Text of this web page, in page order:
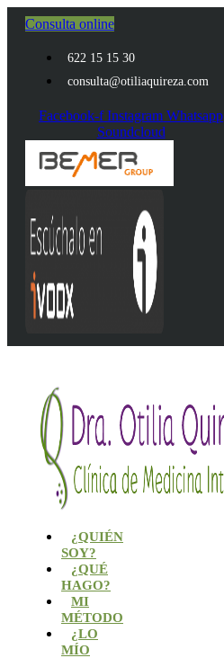
Consulta online
622 15 15 30
consulta@otiliaquireza.com
Facebook-f Instagram Whatsapp
Soundcloud
¿QUIÉN
SOY?
¿QUÉ
HAGO?
MI
MÉTODO
¿LO
MÍO